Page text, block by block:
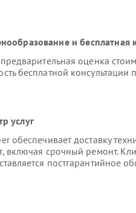
и бесплатная
оценка
бесплатной консультации
услуг
обеспечивает доставку
включая срочный ремонт.
постгарантийное